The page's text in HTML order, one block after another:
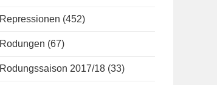
Repressionen (452)
Rodungen (67)
Rodungssaison 2017/18 (33)